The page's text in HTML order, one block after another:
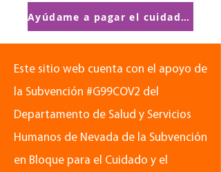
Ayúdame a pagar el cuidado de niños
Este sitio web cuenta con el apoyo de
la Subvención #G99COV2 del
Departamento de Salud y Servicios
Humanos de Nevada de la Subvención
en Bloque para el Cuidado y el